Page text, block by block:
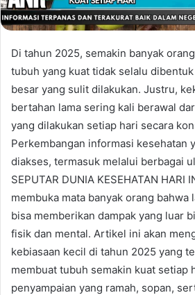
Di tahun 2025, semakin banyak
tubuh yang kuat tidak selalu
besar yang sulit dilakukan. Justru,
bertahan lama sering kali berawal
yang dilakukan setiap hari secara
Perkembangan informasi kesehatan
diakses, termasuk melalui berbagai
SEPUTAR DUNIA KESEHATAN HARI
membuka mata banyak orang bahwa
bisa memberikan dampak yang luar
fisik dan mental. Artikel ini akan
kebiasaan kecil di tahun 2025 yang
membuat tubuh semakin kuat setiap
penyampaian yang ramah, sopan,